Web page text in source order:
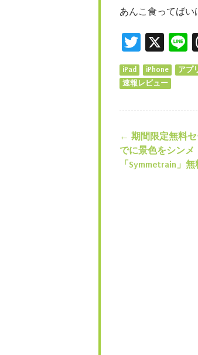
あんこ食ってばい
Twitter
X
iPad iPhone アプ
速報レビュー
投稿ナ
← 期間限定無料
でに景色をシンメ
「Symmetrain」無